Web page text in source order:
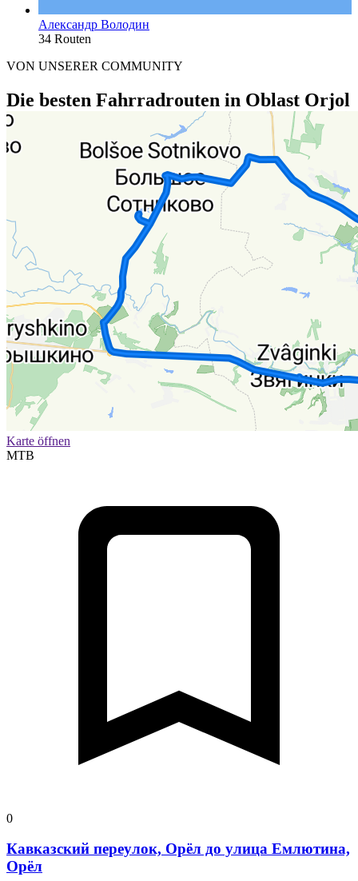
Александр Володин
34 Routen
VON UNSERER COMMUNITY
Die besten Fahrradrouten in Oblast Orjol
Karte öffnen
MTB
0
Кавказский переулок, Орёл до улица Емлютина,
Орёл